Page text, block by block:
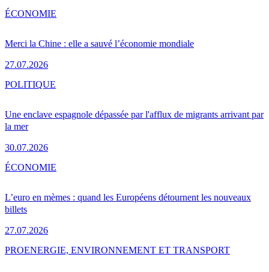
Merci la Chine : elle a sauvé l’économie mondiale
27.07.2026
ÉCONOMIE
Une enclave espagnole dépassée par l'afflux de migrants arrivant par
la mer
30.07.2026
POLITIQUE
L’euro en mèmes : quand les Européens détournent les nouveaux
billets
27.07.2026
ÉCONOMIE
PROENERGIE, ENVIRONNEMENT ET TRANSPORT